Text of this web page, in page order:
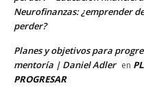
Neurofinanzas: ¿emprender
perder?
Planes y objetivos para
mentoría | Daniel Adler en
PROGRESAR